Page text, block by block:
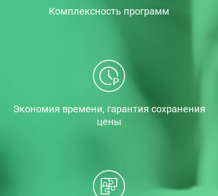
Комплексность программ
Экономия времени, гарантия сохранения
цены